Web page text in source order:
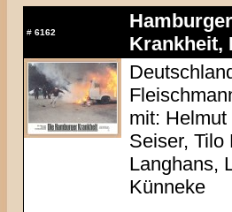
# 6162
Krankheit,
mit:
Seiser, Tilo
Langhans,
Künneke